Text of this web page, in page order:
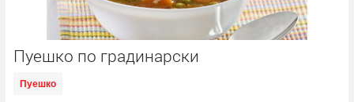
Пуешко по градинарски
Пуешко